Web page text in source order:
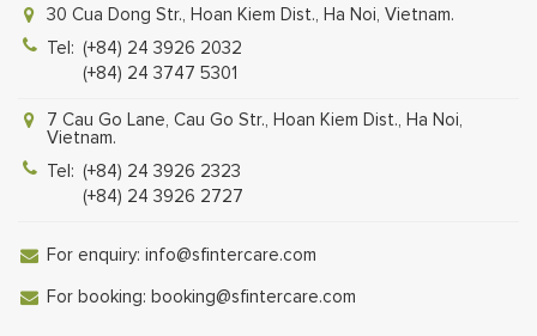
30 Cua Dong Str., Hoan Kiem Dist., Ha Noi, Vietnam.
Tel: (+84) 24 3926 2032
(+84) 24 3747 5301
7 Cau Go Lane, Cau Go Str., Hoan Kiem Dist., Ha Noi,
Vietnam.
Tel: (+84) 24 3926 2323
(+84) 24 3926 2727
For enquiry: info@sfintercare.com
For booking: booking@sfintercare.com